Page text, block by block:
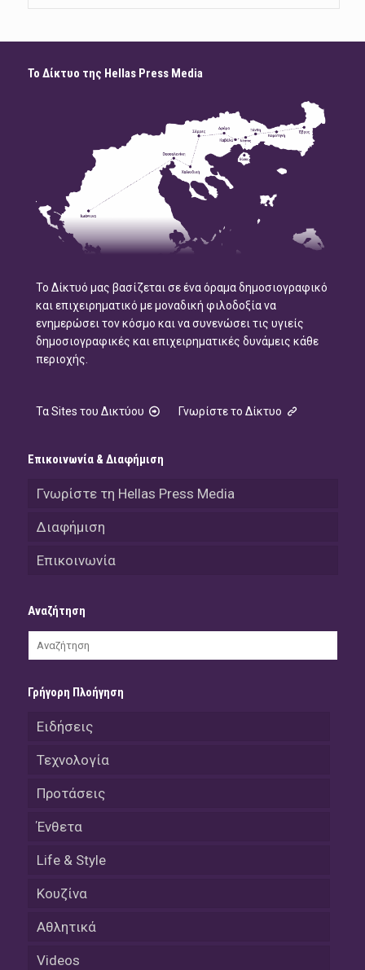
Το Δίκτυο της Hellas Press Media
Το Δίκτυό μας βασίζεται σε ένα όραμα δημοσιογραφικό
και επιχειρηματικό με μοναδική φιλοδοξία να
ενημερώσει τον κόσμο και να συνενώσει τις υγιείς
δημοσιογραφικές και επιχειρηματικές δυνάμεις κάθε
περιοχής.
Τα Sites του Δικτύου Γνωρίστε το Δίκτυο
Επικοινωνία & Διαφήμιση
Γνωρίστε τη Hellas Press Media
Διαφήμιση
Επικοινωνία
Αναζήτηση
Γρήγορη Πλοήγηση
Ειδήσεις
Τεχνολογία
Προτάσεις
Ένθετα
Life & Style
Κουζίνα
Αθλητικά
Videos